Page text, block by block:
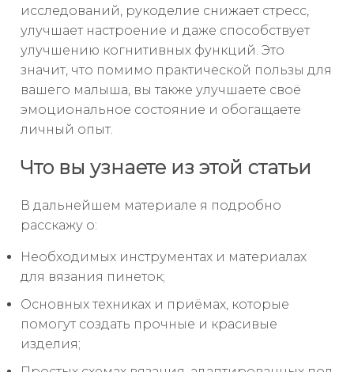
исследований, рукоделие снижает стресс,
улучшает настроение и даже способствует
улучшению когнитивных функций. Это
значит, что помимо практической пользы для
вашего малыша, вы также улучшаете своё
эмоциональное состояние и обогащаете
личный опыт.
Что вы узнаете из этой статьи
В дальнейшем материале я подробно
расскажу о:
Необходимых инструментах и материалах
для вязания пинеток;
Основных техниках и приёмах, которые
помогут создать прочные и красивые
изделия;